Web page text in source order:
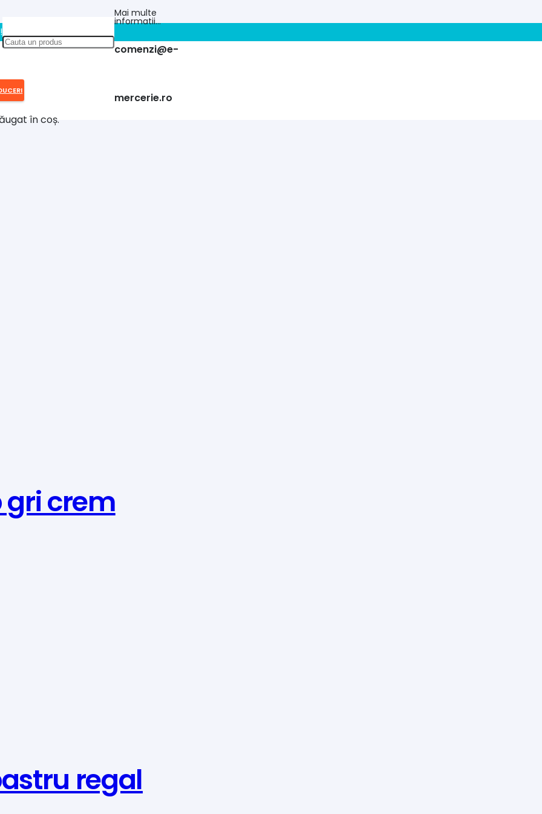
Mai multe
informatii…
comenzi@e-
mercerie.ro
în coș.
gri crem
regal